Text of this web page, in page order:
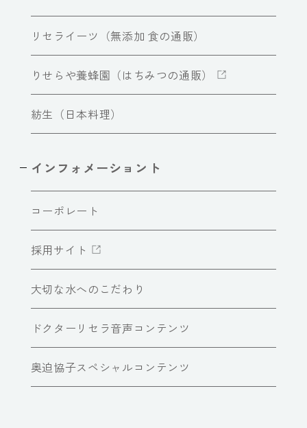
リセライーツ（無添加 食の通販）
りせらや養蜂園（はちみつの通販）
紡生（日本料理）
インフォメーショント
コーポレート
採用サイト
大切な水へのこだわり
ドクターリセラ音声コンテンツ
奥迫協子スペシャルコンテンツ